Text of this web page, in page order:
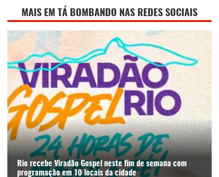
MAIS EM TÁ BOMBANDO NAS REDES SOCIAIS
Rio recebe Viradão Gospel neste fim de semana com
programação em 10 locais da cidade